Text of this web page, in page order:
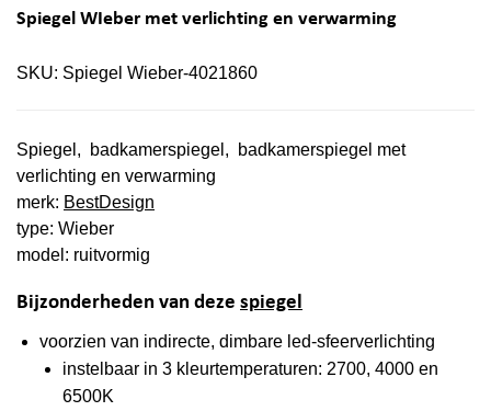
Spiegel WIeber met verlichting en verwarming
SKU: Spiegel Wieber-4021860
Spiegel, badkamerspiegel, badkamerspiegel met
verlichting en verwarming
merk: BestDesign
type: Wieber
model: ruitvormig
Bijzonderheden van deze spiegel
voorzien van indirecte, dimbare led-sfeerverlichting
instelbaar in 3 kleurtemperaturen: 2700, 4000 en
6500K